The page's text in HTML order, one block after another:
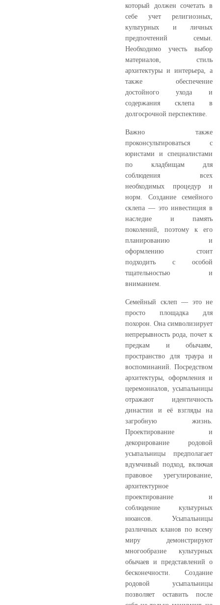
который должен сочетать в
себе учет религиозных,
культурных и личных
предпочтений семьи.
Необходимо учесть выбор
материалов, стиль
архитектуры и интерьера, а
также обеспечение
достойного ухода и
содержания склепа в
долгосрочной перспективе.
Важно также
проконсультироваться с
юристами и специалистами
по кладбищам для
соблюдения всех
необходимых процедур и
норм. Создание семейного
склепа — это инвестиция в
наследие и память
поколений, поэтому к его
планированию и
оформлению стоит
подходить с особой
тщательностью и
вниманием.
Семейный склеп — это не
просто площадка для
похорон. Она символизирует
непрерывность рода, почет к
предкам и обычаям,
пространство для траура и
воспоминаний. Посредством
архитектуры, оформления и
церемониалов, усыпальницы
отражают идентичность
династии и её взгляды на
загробную жизнь.
Проектирование и
декорирование родовой
усыпальницы предполагает
вдумчивый подход, включая
правовое урегулирование,
архитектурное
проектирование и
соблюдение культурных
нюансов. Усыпальницы
различных кланов по всему
миру демонстрируют
многообразие культурных
обычаев и представлений о
бесконечности. Создание
родовой усыпальницы
позволяет оставить после